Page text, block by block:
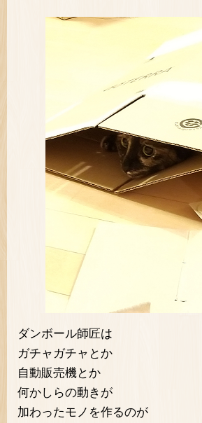
ダンボール師匠は
ガチャガチャとか
自動販売機とか
何かしらの動きが
加わったモノを作るのが